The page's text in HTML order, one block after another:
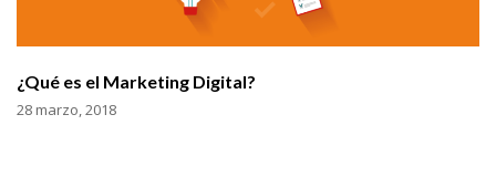
¿Qué es el Marketing Digital?
28 marzo, 2018